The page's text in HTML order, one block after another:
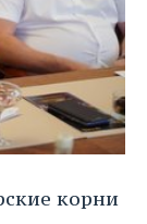
корни